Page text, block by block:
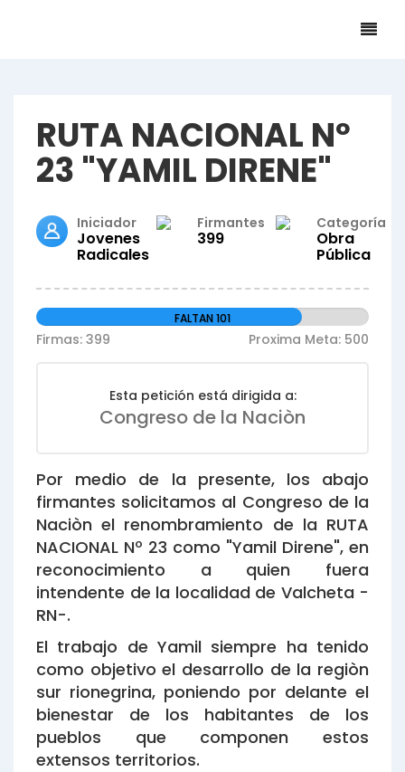
RUTA NACIONAL Nº
23 "YAMIL DIRENE"
Iniciador
Jovenes
Radicales
Firmantes
399
Categoría
Obra
Pública
FALTAN 101
Firmas: 399 Proxima Meta: 500
Esta petición está dirigida a:
Congreso de la Naciòn
Por medio de la presente, los abajo
firmantes solicitamos al Congreso de la
Naciòn el renombramiento de la RUTA
NACIONAL Nº 23 como "Yamil Direne", en
reconocimiento a quien fuera
intendente de la localidad de Valcheta -
RN-.
El trabajo de Yamil siempre ha tenido
como objetivo el desarrollo de la regiòn
sur rionegrina, poniendo por delante el
bienestar de los habitantes de los
pueblos que componen estos
extensos territorios.